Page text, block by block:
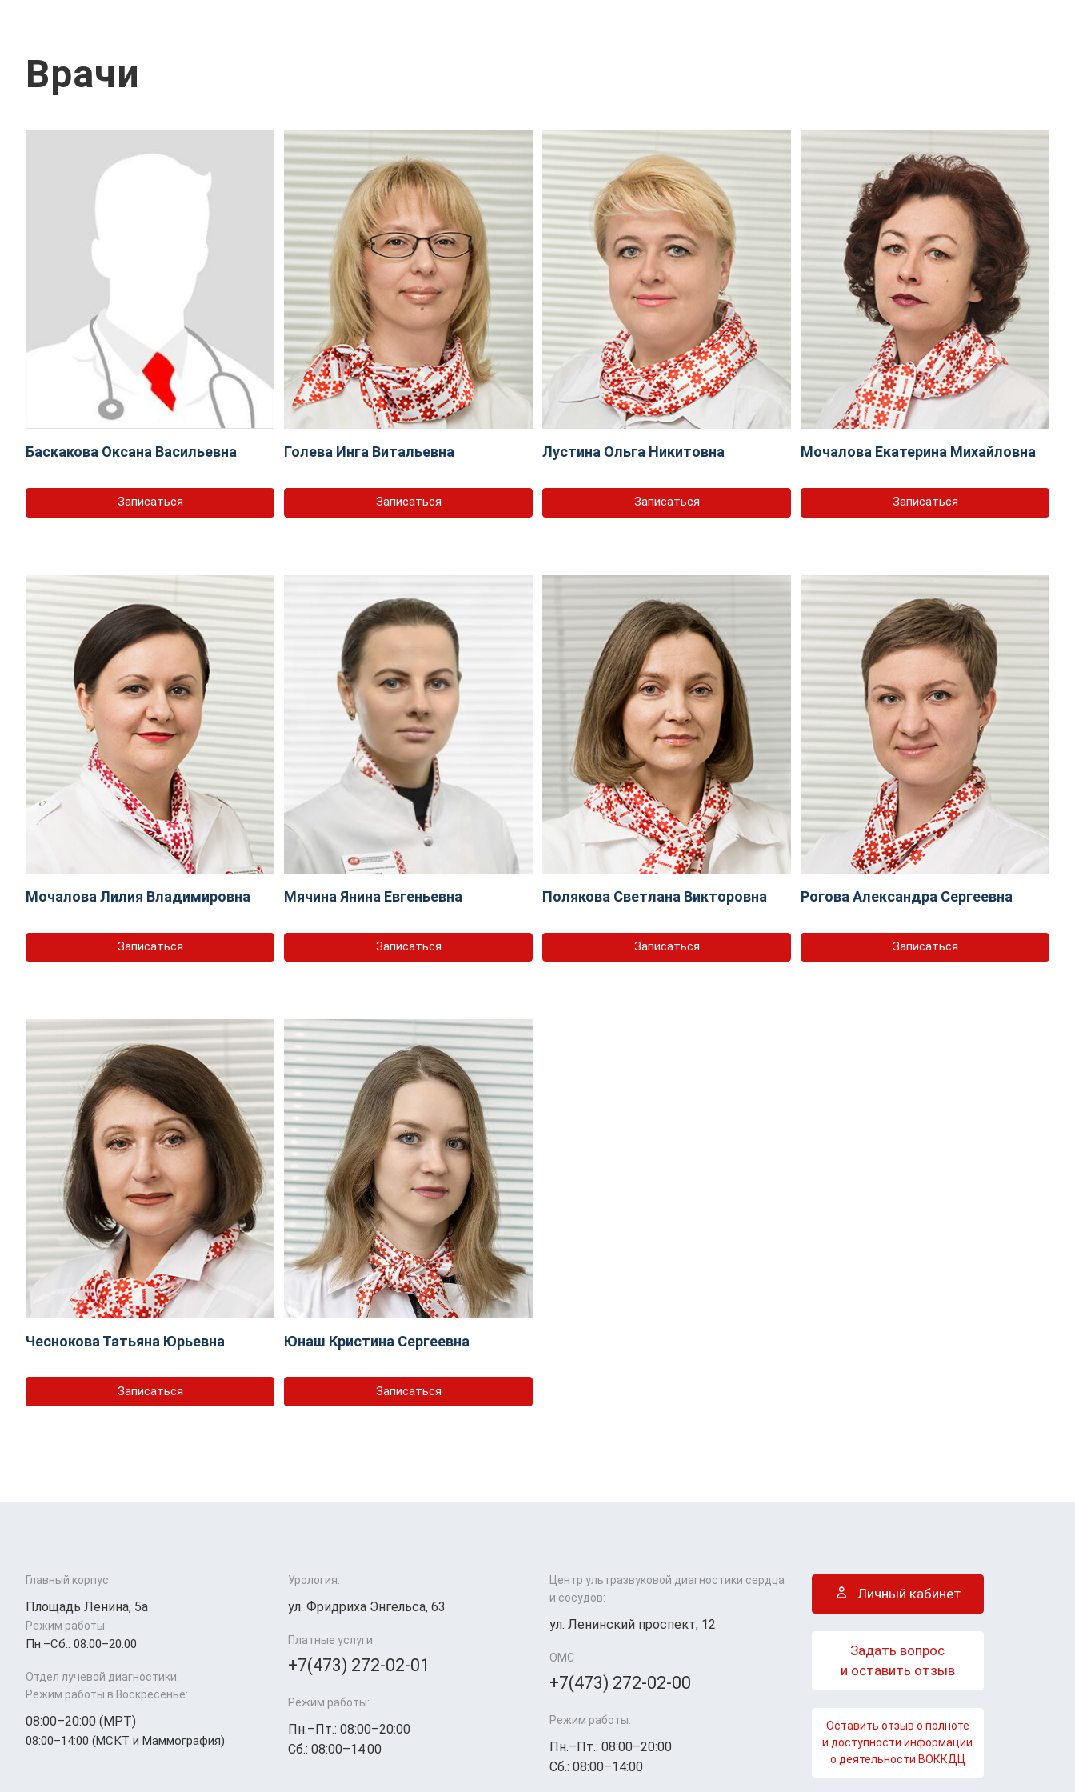
Врачи
Баскакова Оксана Васильевна
Записаться
Голева Инга Витальевна
Записаться
Лустина Ольга Никитовна
Записаться
Мочалова Екатерина Михайловна
Записаться
Мочалова Лилия Владимировна
Записаться
Мячина Янина Евгеньевна
Записаться
Полякова Светлана Викторовна
Записаться
Рогова Александра Сергеевна
Записаться
Чеснокова Татьяна Юрьевна
Записаться
Юнаш Кристина Сергеевна
Записаться
Главный корпус:
Площадь Ленина, 5а
Режим работы:
Пн.–Cб.: 08:00–20:00
Отдел лучевой диагностики:
Режим работы в Воскресенье:
08:00–20:00 (МРТ)
08:00–14:00 (МСКТ и Маммография)
Урология:
ул. Фридриха Энгельса, 63
Платные услуги
+7(473) 272-02-01
Режим работы:
Пн.–Пт.: 08:00–20:00
Сб.: 08:00–14:00
Центр ультразвуковой диагностики сердца
и сосудов:
ул. Ленинский проспект, 12
ОМС
+7(473) 272-02-00
Режим работы:
Пн.–Пт.: 08:00–20:00
Сб.: 08:00–14:00
Личный кабинет
Задать вопрос
и оставить отзыв
Оставить отзыв о полноте
и доступности информации
о деятельности ВОККДЦ